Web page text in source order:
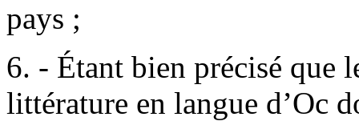
pays ;
6. - Étant bien précisé que
littérature en langue d’Oc